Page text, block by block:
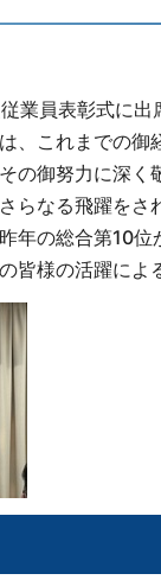
員表彰式に出
、これまでの
の御努力に深く
らなる飛躍を
年の総合第10
皆様の活躍によ